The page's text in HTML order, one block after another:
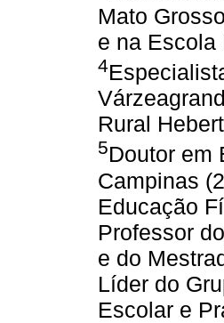
Mato
e na Escola
4
Rural
5Doutor em
Campinas
Educação
Professor
e do
Líder do
Escolar e